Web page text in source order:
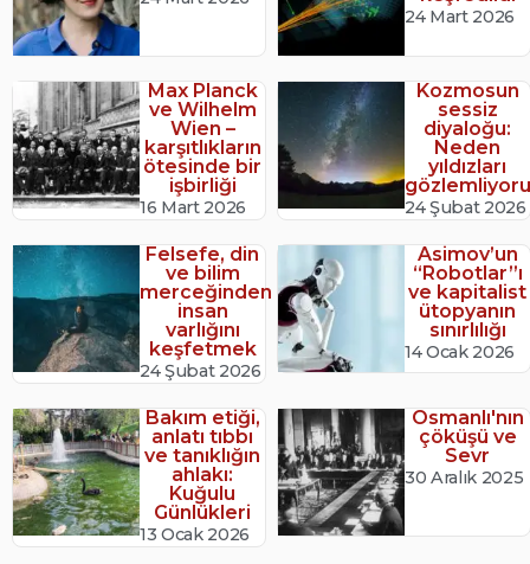
24 Mart 2026
Max Planck
ve Wilhelm
Wien –
karşıtlıkların
ötesinde bir
işbirliği
16 Mart 2026
Kozmosun
sessiz
diyaloğu:
Neden
yıldızları
24 Şubat 2026
Felsefe, din
ve bilim
merceğinden
insan
varlığını
keşfetmek
24 Şubat 2026
Asimov’un
“Robotlar”ı
ve kapitalist
ütopyanın
sınırlılığı
14 Ocak 2026
Bakım etiği,
anlatı tıbbı
ve tanıklığın
ahlakı:
Kuğulu
Günlükleri
13 Ocak 2026
Osmanlı'nın
çöküşü ve
Sevr
30 Aralık 2025